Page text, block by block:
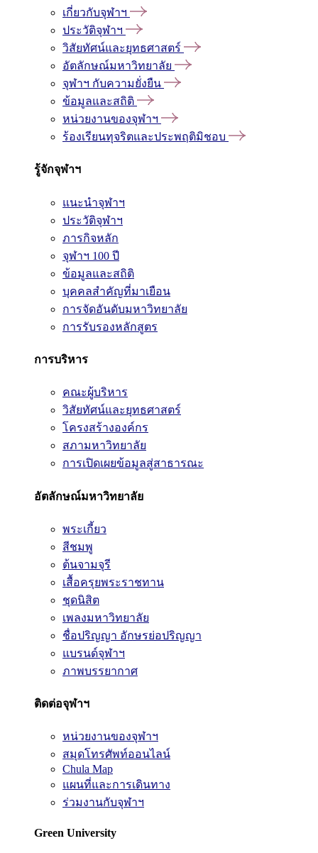
เกี่ยวกับจุฬาฯ
ประวัติจุฬาฯ
วิสัยทัศน์และยุทธศาสตร์
อัตลักษณ์มหาวิทยาลัย
จุฬาฯ กับความยั่งยืน
ข้อมูลและสถิติ
หน่วยงานของจุฬาฯ
ร้องเรียนทุจริตและประพฤติมิชอบ
รู้จักจุฬาฯ
แนะนำจุฬาฯ
ประวัติจุฬาฯ
ภารกิจหลัก
จุฬาฯ 100 ปี
ข้อมูลและสถิติ
บุคคลสำคัญที่มาเยือน
การจัดอันดับมหาวิทยาลัย
การรับรองหลักสูตร
การบริหาร
คณะผู้บริหาร
วิสัยทัศน์และยุทธศาสตร์
โครงสร้างองค์กร
สภามหาวิทยาลัย
การเปิดเผยข้อมูลสู่สาธารณะ
อัตลักษณ์มหาวิทยาลัย
พระเกี้ยว
สีชมพู
ต้นจามจุรี
เสื้อครุยพระราชทาน
ชุดนิสิต
เพลงมหาวิทยาลัย
ชื่อปริญญา อักษรย่อปริญญา
แบรนด์จุฬาฯ
ภาพบรรยากาศ
ติดต่อจุฬาฯ
หน่วยงานของจุฬาฯ
สมุดโทรศัพท์ออนไลน์
Chula Map
แผนที่และการเดินทาง
ร่วมงานกับจุฬาฯ
Green University